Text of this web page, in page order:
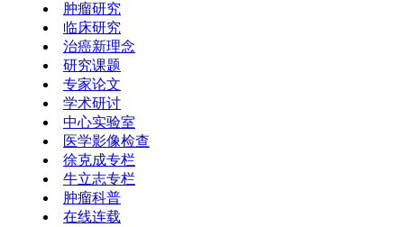
肿瘤研究
临床研究
治癌新理念
研究课题
专家论文
学术研讨
中心实验室
医学影像检查
徐克成专栏
牛立志专栏
肿瘤科普
在线连载